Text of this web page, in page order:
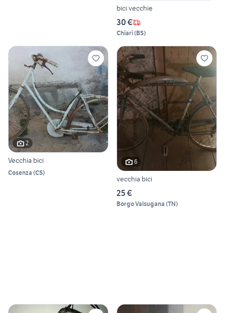
bici vecchie
30 €
Chiari(BS)
2
Vecchia bici
Cosenza (CS)
6
vecchia bici
25 €
Borgo Valsugana (TN)